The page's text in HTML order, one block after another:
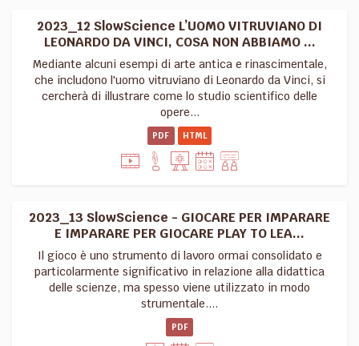
2023_12 SlowScience L’UOMO VITRUVIANO DI
LEONARDO DA VINCI, COSA NON ABBIAMO ...
Mediante alcuni esempi di arte antica e rinascimentale,
che includono l'uomo vitruviano di Leonardo da Vinci, si
cercherà di illustrare come lo studio scientifico delle
opere...
PDF HTML
2023_13 SlowScience - GIOCARE PER IMPARARE
E IMPARARE PER GIOCARE PLAY TO LEA...
Il gioco è uno strumento di lavoro ormai consolidato e
particolarmente significativo in relazione alla didattica
delle scienze, ma spesso viene utilizzato in modo
strumentale....
PDF